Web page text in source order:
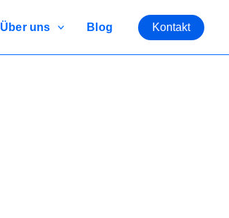
Über uns Blog Kontakt